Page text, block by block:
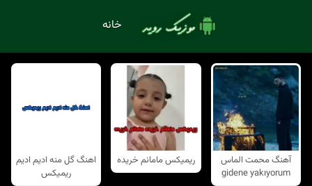
خانه
آهنگ محمت الماس
gidene yakıyorum
ریمیکس مامانم خریده
اهنگ گل منه ادیم ادیم
ریمیکس